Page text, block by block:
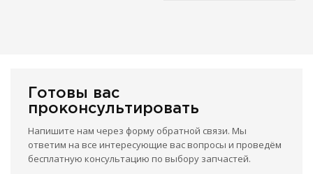
Готовы вас
проконсультировать
Напишите нам через форму обратной связи. Мы
ответим на все интересующие вас вопросы и проведём
бесплатную консультацию по выбору запчастей.